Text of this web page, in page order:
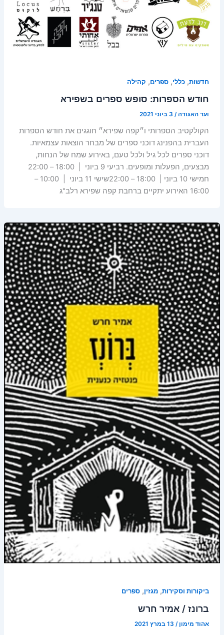
חדשות, כללי, ספרים, קהילה
חודש הספרות: סופש ספרים בשפירא
ועד האגודה/ 3 ביוני 2021
הקולקטיב הספרותי ו״קפה שפירא״ חוגגים את חודש הספרות
העברית בהפנינג דוכני ספרים של מבחר הוצאות עצמאיות.
דוכני ספרים לכל גיל ולכל טעם, באירוע שמח של הנחות,
מבצעים, הפעלות ומופעים. רביעי 9 ביוני | 18:00 – 22:00
חמישי 10 ביוני | 18:00 – 22:00שישי 11 ביוני | 10:00 –
16:00 האירוע יתקיים ברחבת קפה שפירא רלב"ג
ביקורות וסקירות, מגזין, ספרים
ברונז / אמיר חרש
אהוד מימון/ 13 במרץ 2021